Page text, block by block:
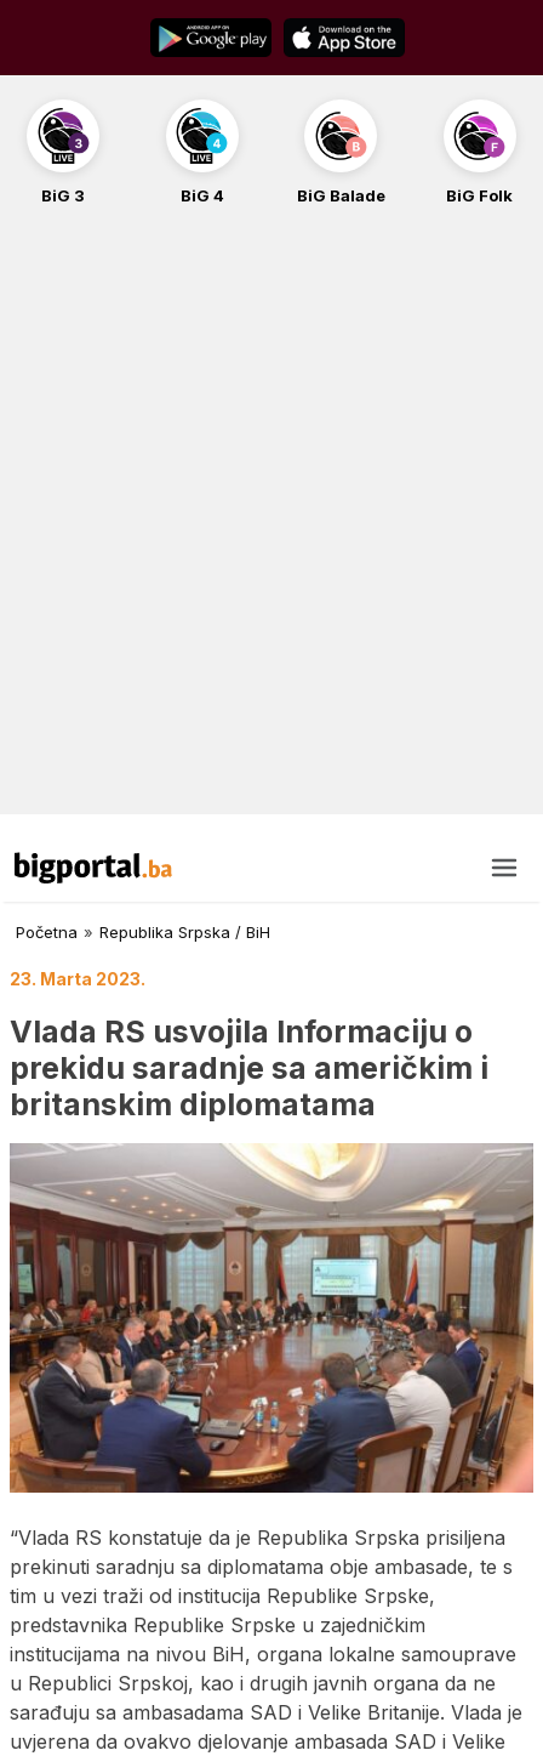
content
BiG 3 BiG 4 BiG Balade BiG Folk
Početna » Republika Srpska / BiH
23. Marta 2023.
Vlada RS usvojila Informaciju o
prekidu saradnje sa američkim i
britanskim diplomatama
“Vlada RS konstatuje da je Republika Srpska prisiljena
prekinuti saradnju sa diplomatama obje ambasade, te s
tim u vezi traži od institucija Republike Srpske,
predstavnika Republike Srpske u zajedničkim
institucijama na nivou BiH, organa lokalne samouprave
u Republici Srpskoj, kao i drugih javnih organa da ne
sarađuju sa ambasadama SAD i Velike Britanije. Vlada je
uvjerena da ovakvo djelovanje ambasada SAD i Velike